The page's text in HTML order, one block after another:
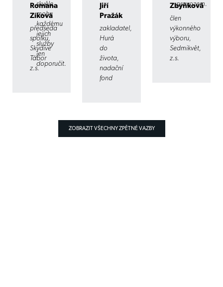
skvěle,
mohu
každému
jejich
služby
jen
doporučit.
Romana
Zíková
předseda
spolku,
Skydive
Tábor
z.s.
Jiří
Pražák
zakladatel,
Hurá
do
života,
nadační
fond
provozem.
Zbyňková
člen
výkonného
výboru,
Sedmikvět,
z.s.
ZOBRAZIT VŠECHNY ZPĚTNÉ VAZBY